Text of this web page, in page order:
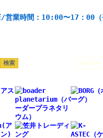
営業時間：10:00〜17：00（
Seestar